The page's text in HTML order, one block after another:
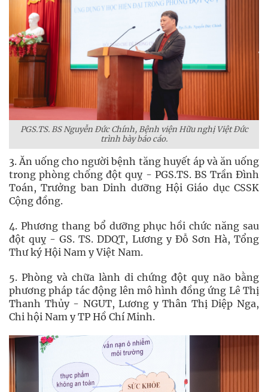
PGS.TS. BS Nguyễn Đức Chính, Bệnh viện Hữu nghị Việt Đức
trình bày báo cáo.
3. Ăn uống cho người bệnh tăng huyết áp và ăn uống
trong phòng chống đột quỵ - PGS.TS. BS Trần Đình
Toán, Trưởng ban Dinh dưỡng Hội Giáo dục CSSK
Cộng đồng.
4. Phương thang bổ dưỡng phục hồi chức năng sau
đột quỵ - GS. TS. DDQT, Lương y Đỗ Sơn Hà, Tổng
Thư ký Hội Nam y Việt Nam.
5. Phòng và chữa lành di chứng đột quỵ não bằng
phương pháp tác động lên mô hình đồng ứng Lê Thị
Thanh Thủy - NGUT, Lương y Thân Thị Diệp Nga,
Chi hội Nam y TP Hồ Chí Minh.